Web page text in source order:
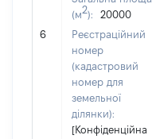
6
(м2):
20000
Реєстраційний
номер
(кадастровий
номер для
земельної
ділянки):
[Конфіденційна